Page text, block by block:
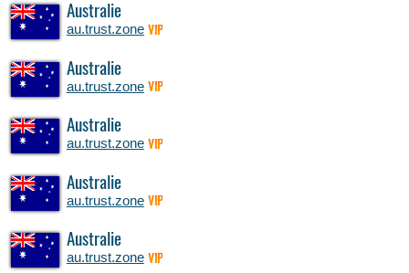
Australie
au.trust.zone VIP
Australie
au.trust.zone VIP
Australie
au.trust.zone VIP
Australie
au.trust.zone VIP
Australie
au.trust.zone VIP